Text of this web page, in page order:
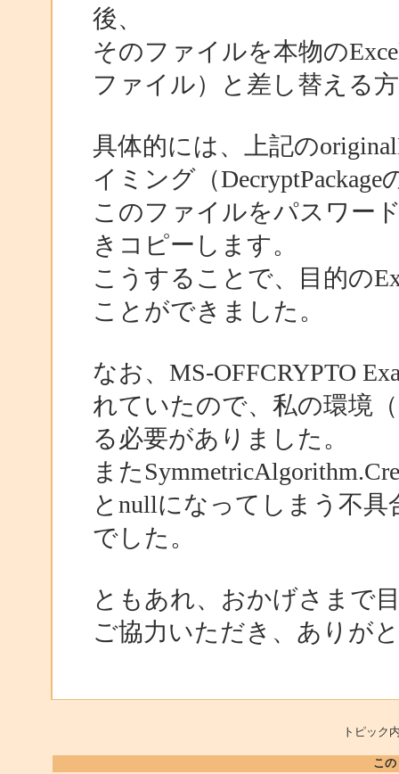
後、
そのファイルを本物の
ファイル）と差し替える
具体的には、上記の
イミング（
このファイルをパスワー
きコピーします。
こうすることで、目的の
ことができました。
なお、MS-OFFCRYPTO
れていたので、私の環境
る必要がありました。
また
とnullになってしまう不
でした。
ともあれ、おかげさまで
ご協力いただき、ありが
トピッ
こ